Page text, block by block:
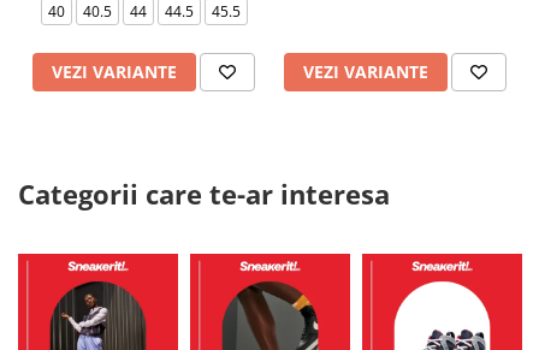
40 40.5 44 44.5 45.5
VEZI VARIANTE VEZI VARIANTE
Categorii care te-ar interesa